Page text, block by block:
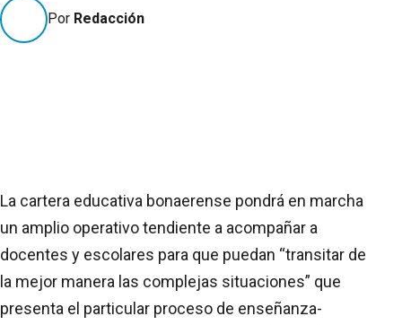
Por Redacción
La cartera educativa bonaerense pondrá en marcha
un amplio operativo tendiente a acompañar a
docentes y escolares para que puedan “transitar de
la mejor manera las complejas situaciones” que
presenta el particular proceso de enseñanza-